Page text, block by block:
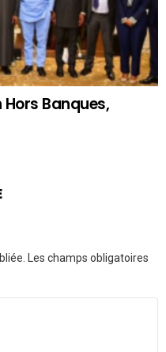
Banques,
Les champs obligatoires